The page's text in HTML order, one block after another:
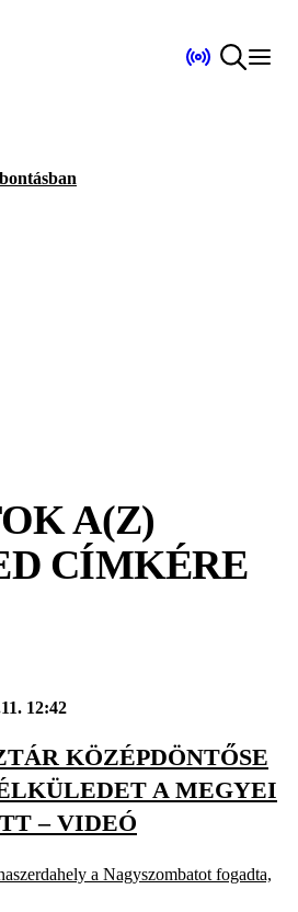
A(Z)
CÍMKÉRE
12:42
KÖZÉPDÖNTŐSE
A MEGYEI
– VIDEÓ
a Nagyszombatot fogadta,